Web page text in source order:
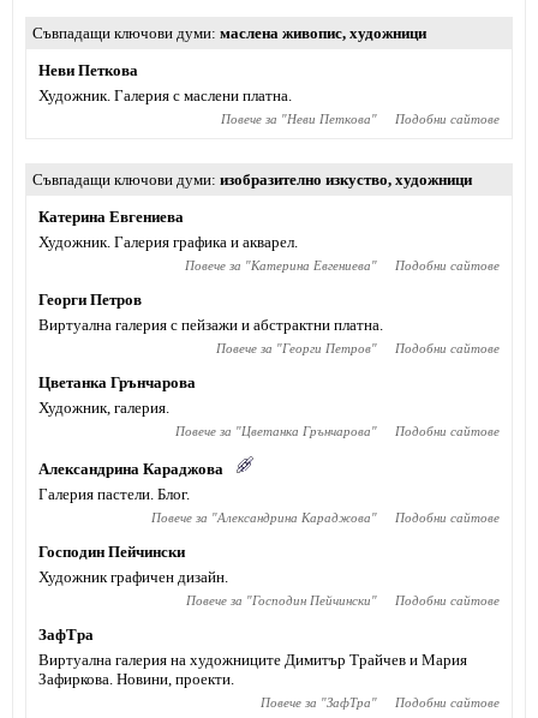
Съвпадащи ключови думи маслена живопис, художници
Неви Петкова
Художник. Галерия с маслени платна.
Повече за "Неви Петкова" Подобни сайтове
Съвпадащи ключови думи изобразително изкуство, художници
Катерина Евгениева
Художник. Галерия графика и акварел.
Повече за "Катерина Евгениева" Подобни сайтове
Георги Петров
Виртуална галерия с пейзажи и абстрактни платна.
Повече за "Георги Петров" Подобни сайтове
Цветанка Грънчарова
Художник, галерия.
Повече за "Цветанка Грънчарова" Подобни сайтове
Александрина Караджова
Галерия пастели. Блог.
Повече за "Александрина Караджова" Подобни сайтове
Господин Пейчински
Художник графичен дизайн.
Повече за "Господин Пейчински" Подобни сайтове
ЗафТра
Виртуална галерия на художниците Димитър Трайчев и Мария
Зафиркова. Новини, проекти.
Повече за "ЗафТра" Подобни сайтове